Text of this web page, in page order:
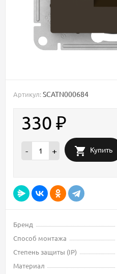
Артикул: SCATN000684
330 ₽
- + Купить
Бренд
Способ монтажа
Степень защиты (IP)
Материал